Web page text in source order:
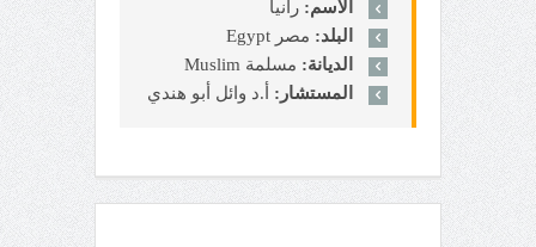
الاسم: رانيا
البلد: مصر Egypt
الديانة: مسلمة Muslim
المستشار: أ.د وائل أبو هندي